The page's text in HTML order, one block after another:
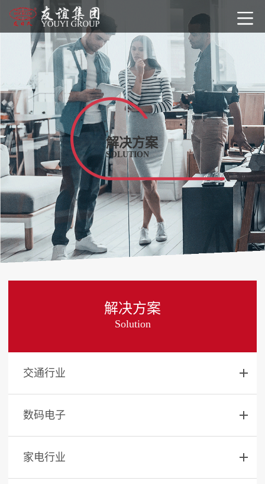
解决方案
SOLUTION
解决方案
Solution
交通行业
数码电子
家电行业